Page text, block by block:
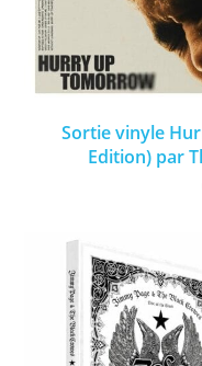
Sortie vinyle
Edition) par